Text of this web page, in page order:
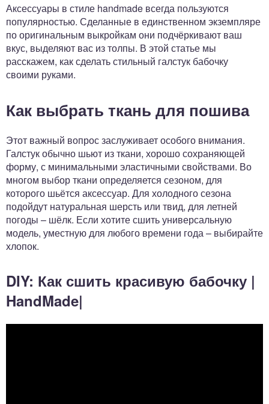
Аксессуары в стиле handmade всегда пользуются
популярностью. Сделанные в единственном экземпляре
по оригинальным выкройкам они подчёркивают ваш
вкус, выделяют вас из толпы. В этой статье мы
расскажем, как сделать стильный галстук бабочку
своими руками.
Как выбрать ткань для пошива
Этот важный вопрос заслуживает особого внимания.
Галстук обычно шьют из ткани, хорошо сохраняющей
форму, с минимальными эластичными свойствами. Во
многом выбор ткани определяется сезоном, для
которого шьётся аксессуар. Для холодного сезона
подойдут натуральная шерсть или твид, для летней
погоды – шёлк. Если хотите сшить универсальную
модель, уместную для любого времени года – выбирайте
хлопок.
DIY: Как сшить красивую бабочку |
HandMade|